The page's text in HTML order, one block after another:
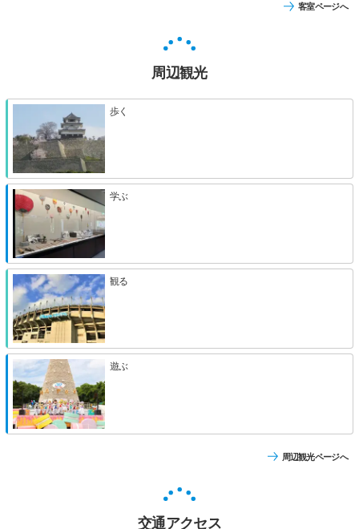
客室ページへ
周辺観光
歩く
学ぶ
観る
遊ぶ
周辺観光ページへ
交通アクセス